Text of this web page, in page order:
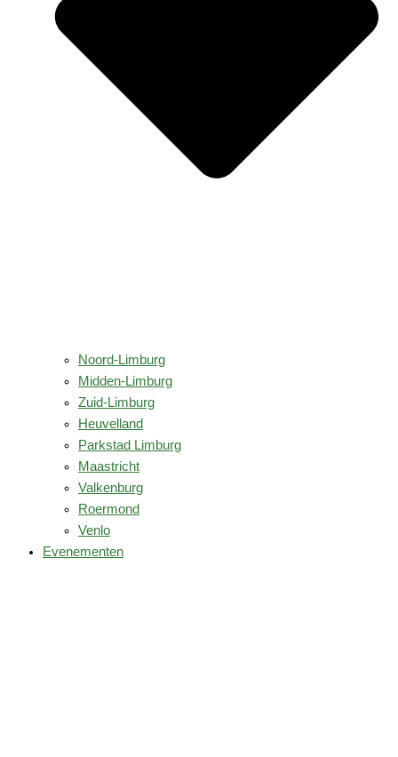
Noord-Limburg
Midden-Limburg
Zuid-Limburg
Heuvelland
Parkstad Limburg
Maastricht
Valkenburg
Roermond
Venlo
Evenementen